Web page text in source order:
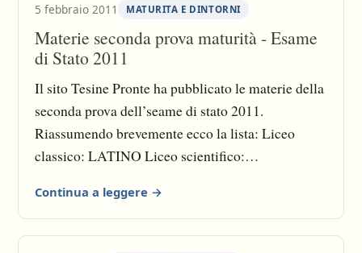
Cattolica in maggioranza, minoranze di altre
religioni Etnie: Spagnoli (castigliani, catalani,
baschi, galiziani) e comunità di immigrati Confini:
Francia e Andorra a nord, oltre i Pirenei;
Portogallo a ovest; il territorio britannico di
Gibilterra a sud.
5 febbraio 2011 MATURITA E DINTORNI
Materie seconda prova maturità - Esame
di Stato 2011
Il sito Tesine Pronte ha pubblicato le materie della
seconda prova dell’seame di stato 2011.
Riassumendo brevemente ecco la lista: Liceo
classico: LATINO Liceo scientifico:
STRANIERA Liceo pedagogico: PEDAGOGIA
Liceo artistico: DISEGNO GEOMETRICO,
Continua a leggere →